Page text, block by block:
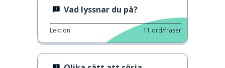
Vad lyssnar du på?
Lektion 11 ord/fraser